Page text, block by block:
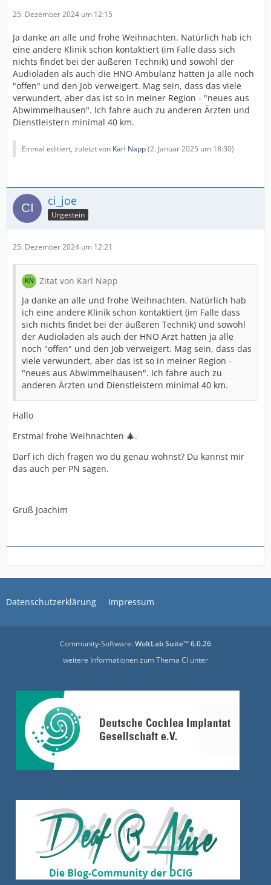
25. Dezember 2024 um 12:15
Ja danke an alle und frohe Weihnachten. Natürlich hab ich
eine andere Klinik schon kontaktiert (im Falle dass sich
nichts findet bei der äußeren Technik) und sowohl der
Audioladen als auch die HNO Ambulanz hatten ja alle noch
"offen" und den Job verweigert. Mag sein, dass das viele
verwundert, aber das ist so in meiner Region - "neues aus
Abwimmelhausen". Ich fahre auch zu anderen Ärzten und
Dienstleistern minimal 40 km.
Einmal editiert, zuletzt von Karl Napp(2. Januar 2025 um 18:30)
ci_joe
Urgestein
25. Dezember 2024 um 12:21
Zitat von Karl Napp
Ja danke an alle und frohe Weihnachten. Natürlich hab
ich eine andere Klinik schon kontaktiert (im Falle dass
sich nichts findet bei der äußeren Technik) und sowohl
der Audioladen als auch der HNO Arzt hatten ja alle
noch "offen" und den Job verweigert. Mag sein, dass das
viele verwundert, aber das ist so in meiner Region -
"neues aus Abwimmelhausen". Ich fahre auch zu
anderen Ärzten und Dienstleistern minimal 40 km.
Hallo
Erstmal frohe Weihnachten 🎄.
Darf ich dich fragen wo du genau wohnst? Du kannst mir
das auch per PN sagen.
Gruß Joachim
Datenschutzerklärung Impressum
Community-Software:WoltLab Suite™ 6.0.26
weitere Informationen zum Thema CI unter